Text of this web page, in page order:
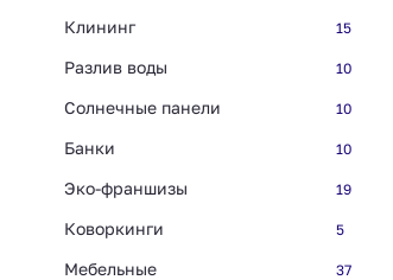
Клининг 15
Разлив воды 10
Солнечные панели 10
Банки 10
Эко-франшизы 19
Коворкинги 5
Мебельные 37